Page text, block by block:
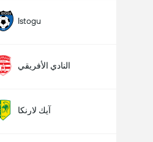
Istogu
النادي الأفريقي
آيك لارنكا